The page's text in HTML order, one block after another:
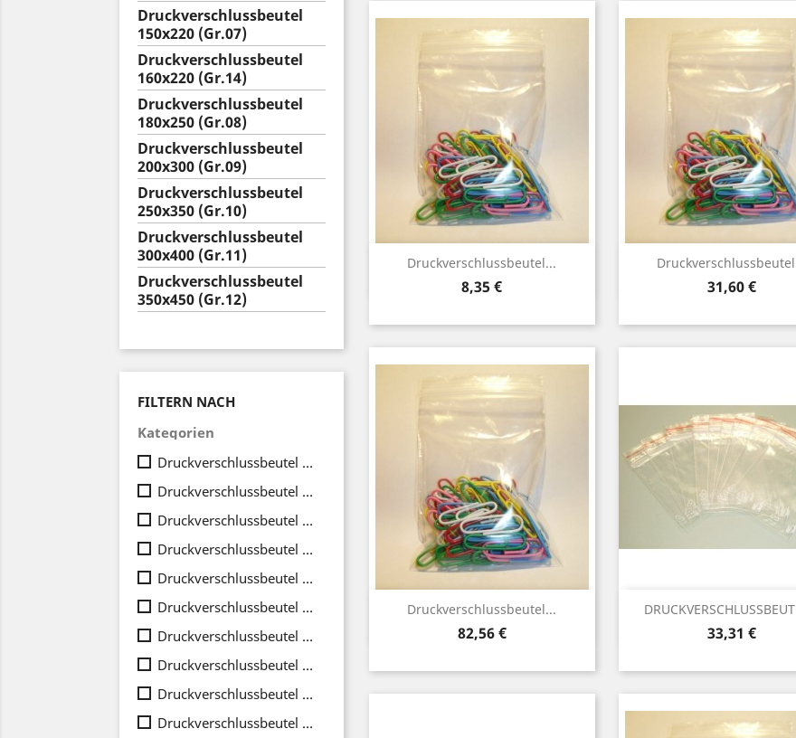
Druckverschlussbeutel
150x220 (Gr.07)
Druckverschlussbeutel
160x220 (Gr.14)
Druckverschlussbeutel
180x250 (Gr.08)
Druckverschlussbeutel
200x300 (Gr.09)
Druckverschlussbeutel
250x350 (Gr.10)
Druckverschlussbeutel
300x400 (Gr.11)
Druckverschlussbeutel
350x450 (Gr.12)
FILTERN NACH
Kategorien
Druckverschlussbeutel 40x60 (Gr.01)
Druckverschlussbeutel 60x80 (Gr.02)
Druckverschlussbeutel 70x100 (Gr.03)
Druckverschlussbeutel 80x120 (Gr.04)
Druckverschlussbeutel 100x150 (Gr.05)
(5)
Druckverschlussbeutel 120x170 (Gr.06)
(5)
Druckverschlussbeutel 150x220 (Gr.07)
Druckverschlussbeutel 160x220 (Gr.14)
Druckverschlussbeutel 180x250 (Gr.08)
(3)
Druckverschlussbeutel 200x300 (Gr.09)
Druckverschlussbeutel...
Preis
8,35 €
Vorschau
Preis
31,60 €
Vorschau
Druckverschlussbeutel...
Preis
82,56 €
Vorschau
Preis
33,31 €
Vorschau